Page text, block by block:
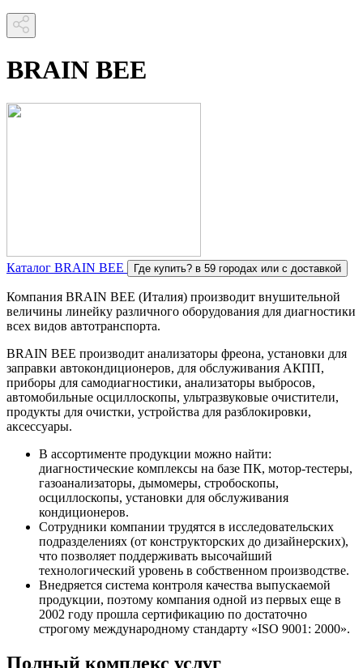
BRAIN BEE
Каталог BRAIN BEE Где купить? в 59 городах или с доставкой
Компания BRAIN BEE (Италия) производит внушительной
величины линейку различного оборудования для диагностики
всех видов автотранспорта.
BRAIN BEE производит анализаторы фреона, установки для
заправки автокондиционеров, для обслуживания АКПП,
приборы для самодиагностики, анализаторы выбросов,
автомобильные осциллоскопы, ультразвуковые очистители,
продукты для очистки, устройства для разблокировки,
аксессуары.
В ассортименте продукции можно найти:
диагностические комплексы на базе ПК, мотор-тестеры,
газоанализаторы, дымомеры, стробоскопы,
осциллоскопы, установки для обслуживания
кондиционеров.
Сотрудники компании трудятся в исследовательских
подразделениях (от конструкторских до дизайнерских),
что позволяет поддерживать высочайший
технологический уровень в собственном производстве.
Внедряется система контроля качества выпускаемой
продукции, поэтому компания одной из первых еще в
2002 году прошла сертификацию по достаточно
строгому международному стандарту «ISO 9001: 2000».
Полный комплекс услуг